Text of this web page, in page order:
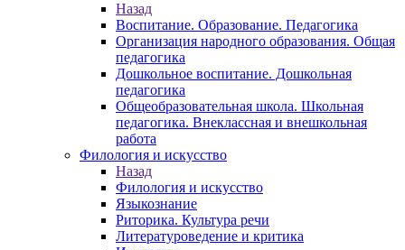
Назад
Воспитание. Образование. Педагогика
Организация народного образования. Общая
педагогика
Дошкольное воспитание. Дошкольная
педагогика
Общеобразовательная школа. Школьная
педагогика. Внеклассная и внешкольная
работа
Филология и искусство
Назад
Филология и искусство
Языкознание
Риторика. Культура речи
Литературоведение и критика